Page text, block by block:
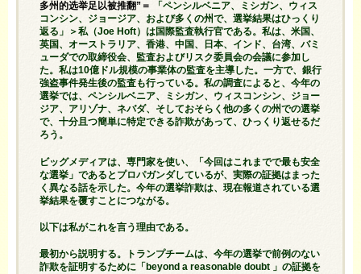
多州的选举足以被推翻”＝
「ペンシルベニア、ミシガン、ウィス
コンシン、ジョージア、および多くの州で、選挙結果はひっくり
返る」＞私（Joe Hoft）は国際監査執行官である。私は、米国、
英国、オーストラリア、香港、中国、日本、インド、台湾、バミ
ューダでの取締役会、監査およびリスク委員会の会議に参加し
た。私は10億ドル規模の事業体の監査を主導した。一方で、銀行
強盗事件発生後の監査も行っている。私の調査によると、今年の
選挙では、ペンシルベニア、ミシガン、ウィスコンシン、ジョー
ジア、アリゾナ、ネバダ、そしておそらく他の多くの州での選挙
で、十分且つ簡単に特定できる詐欺があって、ひっくり返せるだ
ろう。
ビッグメディアは、専門家を使い、「今回はこれまでで最も安全
な選挙」であるとプロパガンダしているが、実際の証拠はまった
く異なる話を示した。今年の選挙詐欺は、現在報道されている選
挙結果を覆すことにつながる。
以下は私がこれを言う理由である。
最初から説明する。トランプチームは、今年の選挙で前例のない
詐欺を証明するために「beyond a reasonable doubt 」の証拠を